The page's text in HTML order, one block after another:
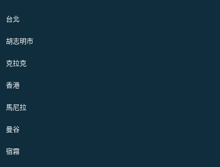
台北
胡志明市
克拉克
香港
馬尼拉
曼谷
宿霧